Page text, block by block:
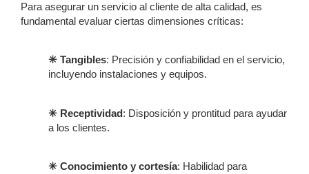
Para asegurar un servicio al cliente de alta calidad, es
fundamental evaluar ciertas dimensiones críticas:
✳ Tangibles: Precisión y confiabilidad en el servicio,
incluyendo instalaciones y equipos.
✳ Receptividad: Disposición y prontitud para ayudar
a los clientes.
✳ Conocimiento y cortesía: Habilidad para